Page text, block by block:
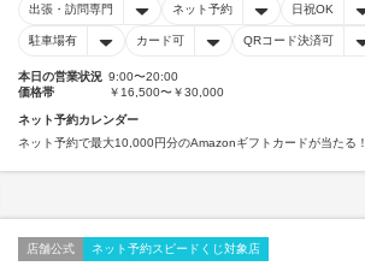
出張・訪問専門 ネット予約 日祝OK
駐車場有 カード可 QRコード決済可
本日の営業状況 9:00〜20:00
価格帯
￥16,500〜￥30,000
ネット予約カレンダー
ネット予約で最大10,000円分のAmazonギフトカードが当たる！
店舗公式 ネット予約スピードくじ対象店